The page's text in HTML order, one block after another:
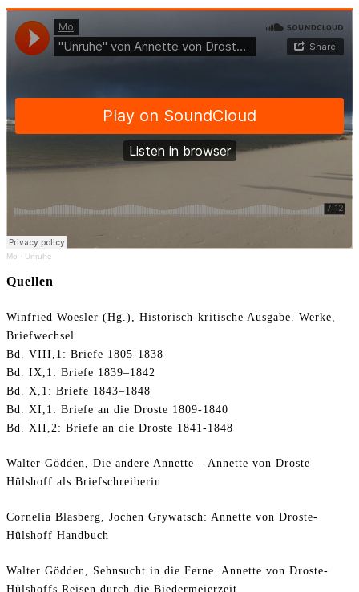
Mo · Unruhe
Quellen
Winfried Woesler (Hg.), Historisch-kritische Ausgabe. Werke,
Briefwechsel.
Bd. VIII,1: Briefe 1805-1838
Bd. IX,1: Briefe 1839–1842
Bd. X,1: Briefe 1843–1848
Bd. XI,1: Briefe an die Droste 1809-1840
Bd. XII,2: Briefe an die Droste 1841-1848
Walter Gödden, Die andere Annette – Annette von Droste-
Hülshoff als Briefschreiberin
Cornelia Blasberg, Jochen Grywatsch: Annette von Droste-
Hülshoff Handbuch
Walter Gödden, Sehnsucht in die Ferne. Annette von Droste-
Hülshoffs Reisen durch die Biedermeierzeit